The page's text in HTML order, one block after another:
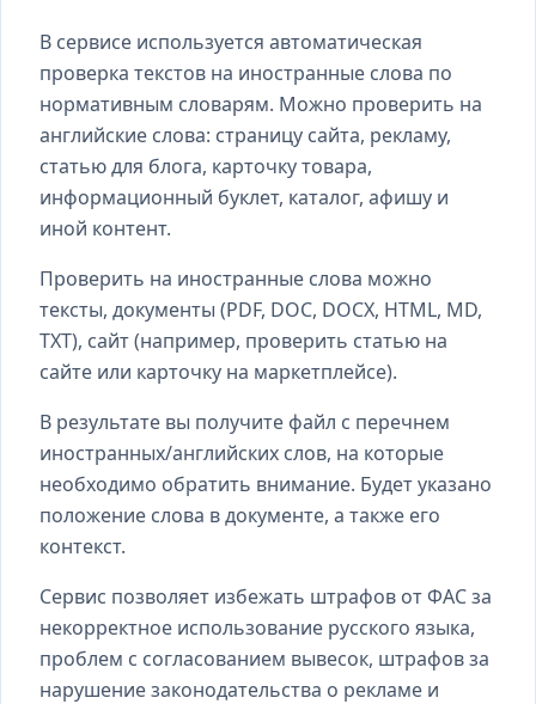
В сервисе используется автоматическая
проверка текстов на иностранные слова по
нормативным словарям. Можно проверить на
английские слова: страницу сайта, рекламу,
статью для блога, карточку товара,
информационный буклет, каталог, афишу и
иной контент.
Проверить на иностранные слова можно
тексты, документы (PDF, DOC, DOCX, HTML, MD,
TXT), сайт (например, проверить статью на
сайте или карточку на маркетплейсе).
В результате вы получите файл с перечнем
иностранных/английских слов, на которые
необходимо обратить внимание. Будет указано
положение слова в документе, а также его
контекст.
Сервис позволяет избежать штрафов от ФАС за
некорректное использование русского языка,
проблем с согласованием вывесок, штрафов за
нарушение законодательства о рекламе и